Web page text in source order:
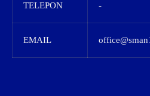
TELEPON -
EMAIL